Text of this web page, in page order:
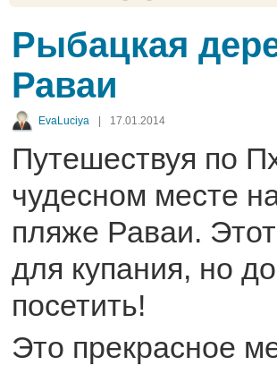
Рыбацкая
Раваи
EvaLuciya | 17.01.2014
Путешествуя по
чудесном месте
пляже Раваи.
для купания, но
посетить!
Это прекрасное